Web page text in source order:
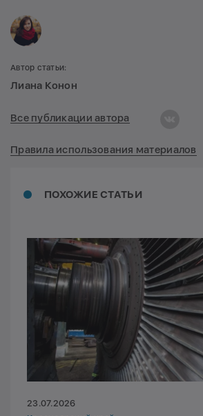
ПОХОЖИЕ СТАТЬИ
23.07.2026
Автор статьи:
Лиана Конон
Все публикации автора
Правила использования материалов